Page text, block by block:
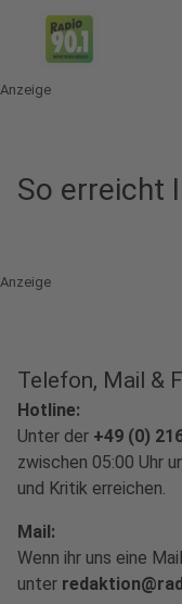
Anzeige
So erreicht
Anzeige
Telefon, Mail &
Hotline:
Unter der +49 (0)
zwischen 05:00 Uhr
und Kritik erreichen.
Mail:
Wenn ihr uns eine
unter